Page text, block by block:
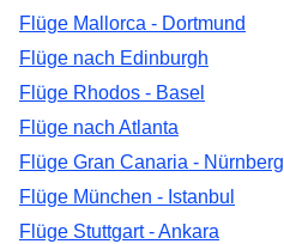
Flüge Mallorca - Dortmund
Flüge nach Edinburgh
Flüge Rhodos - Basel
Flüge nach Atlanta
Flüge Gran Canaria - Nürnberg
Flüge München - Istanbul
Flüge Stuttgart - Ankara